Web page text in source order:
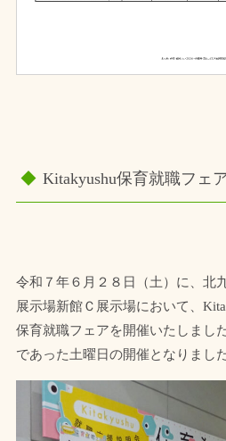
Kitakyushu保育就職フェ
令和７年６月２８日（土）に、北
展示場新館Ｃ展示場において、
保育就職フェアを開催いたしまし
であった土曜日の開催となりました